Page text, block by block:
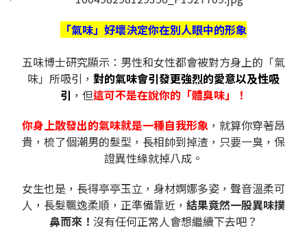
「氣味」好壞決定你在別人眼中的形象
五味博士研究顯示：男性和女性都會被對方身上的「氣
味」所吸引， 對的氣味會引發更強烈的愛意以及性吸
引 ，但這可不是在說你的「體臭味」！
你身上散發出的氣味就是一種自我形象 ，就算你穿著昂
貴，梳了個潮男的髮型，長相帥到掉渣，只要一臭，保
證異性緣就掉八成。
女生也是，長得亭亭玉立，身材婀娜多姿，聲音溫柔可
人，長髮飄逸柔順，正準備靠近， 結果竟然一股異味撲
鼻而來！ 沒有任何正常人會想繼續下去吧？